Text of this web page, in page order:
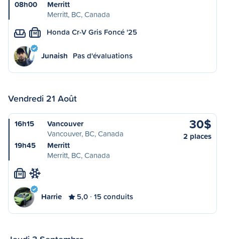
08h00
Merritt
Merritt, BC, Canada
M Honda Cr-V Gris Foncé '25
Junaish Pas d'évaluations
Vendredi 21 Août
16h15
Vancouver
Vancouver, BC, Canada
19h45
Merritt
Merritt, BC, Canada
30$
2 places
M
Harrie 5,0 15 conduits